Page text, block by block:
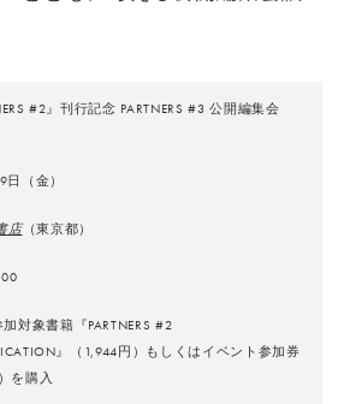
#2』刊行記念 PARTNERS #3 公開編集会
（金）
店（東京都）
対象書籍『PARTNERS #2
』（1,944円）もしくはイベント参加券
を購入